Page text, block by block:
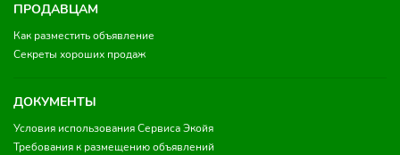
ПРОДАВЦАМ
Как разместить объявление
Секреты хороших продаж
ДОКУМЕНТЫ
Условия использования Сервиса Экойя
Требования к размещению объявлений